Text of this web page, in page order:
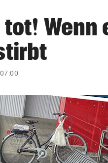
KG 2026
Wenn